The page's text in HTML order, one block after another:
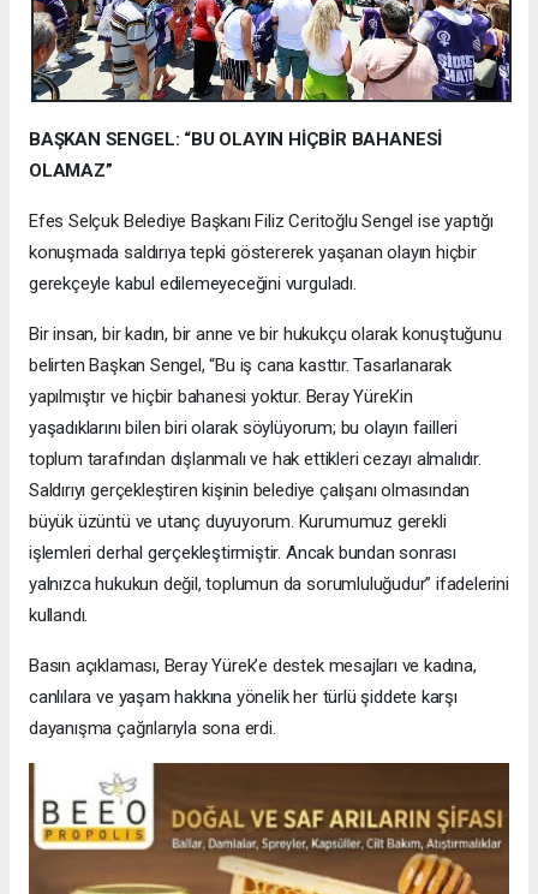
BAŞKAN SENGEL: “BU OLAYIN HİÇBİR BAHANESİ
OLAMAZ”
Efes Selçuk Belediye Başkanı Filiz Ceritoğlu Sengel ise yaptığı
konuşmada saldırıya tepki göstererek yaşanan olayın hiçbir
gerekçeyle kabul edilemeyeceğini vurguladı.
Bir insan, bir kadın, bir anne ve bir hukukçu olarak konuştuğunu
belirten Başkan Sengel, “Bu iş cana kasttır. Tasarlanarak
yapılmıştır ve hiçbir bahanesi yoktur. Beray Yürek’in
yaşadıklarını bilen biri olarak söylüyorum; bu olayın failleri
toplum tarafından dışlanmalı ve hak ettikleri cezayı almalıdır.
Saldırıyı gerçekleştiren kişinin belediye çalışanı olmasından
büyük üzüntü ve utanç duyuyorum. Kurumumuz gerekli
işlemleri derhal gerçekleştirmiştir. Ancak bundan sonrası
yalnızca hukukun değil, toplumun da sorumluluğudur” ifadelerini
kullandı.
Basın açıklaması, Beray Yürek’e destek mesajları ve kadına,
canlılara ve yaşam hakkına yönelik her türlü şiddete karşı
dayanışma çağrılarıyla sona erdi.